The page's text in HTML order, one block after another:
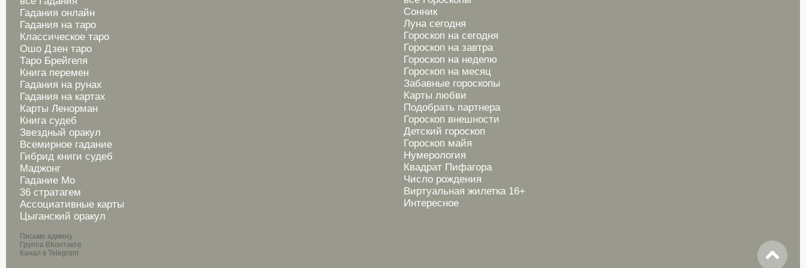
Гадания онлайн
Гадания на таро
Классическое таро
Ошо Дзен таро
Таро Брейгеля
Книга перемен
Гадания на рунах
Гадания на картах
Карты Ленорман
Книга судеб
Звездный оракул
Всемирное гадание
Гибрид книги судеб
Маджонг
Гадание Мо
36 стратагем
Ассоциативные карты
Цыганский оракул
Письмо админу
Группа ВКонтакте
Канал в Telegram
Сонник
Луна сегодня
Гороскоп на сегодня
Гороскоп на завтра
Гороскоп на неделю
Гороскоп на месяц
Забавные гороскопы
Карты любви
Подобрать партнера
Гороскоп внешности
Детский гороскоп
Гороскоп майя
Нумерология
Квадрат Пифагора
Число рождения
Виртуальная жилетка 16+
Интересное